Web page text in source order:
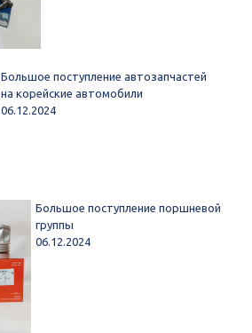
Большое поступление автозапчастей
на корейские автомобили
06.12.2024
Большое поступление поршневой
группы
06.12.2024